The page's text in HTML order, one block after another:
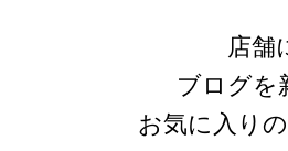
店舗
ブログを
お気に入り